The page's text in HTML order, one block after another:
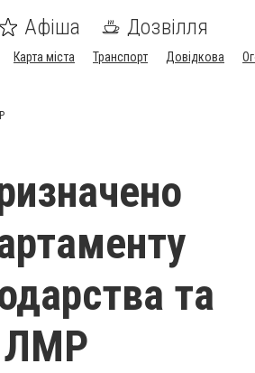
Афіша Дозвілля
Карта міста Транспорт Довідкова
та
ЛМР